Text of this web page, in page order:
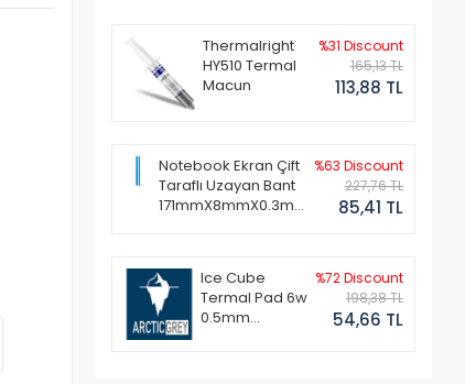
Thermalright
HY510 Termal
Macun
%31 Discount
165,13 TL
113,88 TL
Notebook Ekran Çift
Taraflı Uzayan Bant
171mmX8mmX0.3mm
%63 Discount
227,76 TL
85,41 TL
Ice Cube
Termal Pad 6w
0.5mm
%72 Discount
198,38 TL
54,66 TL